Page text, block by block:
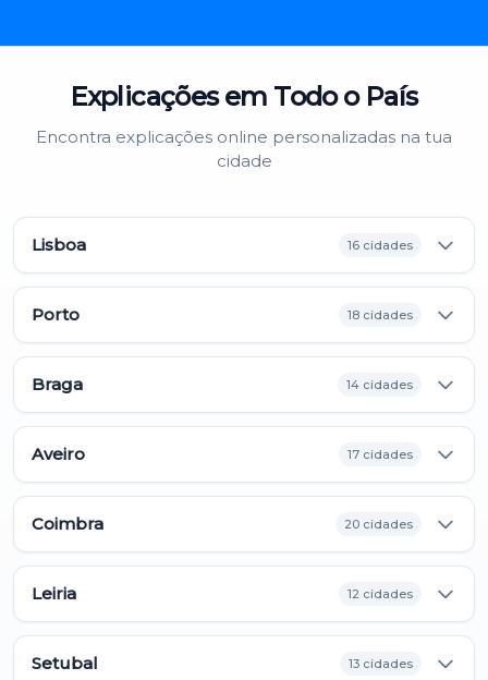
Explicações em Todo o País
Encontra explicações online personalizadas na tua
cidade
Lisboa 16 cidades
Porto 18 cidades
Braga 14 cidades
Aveiro 17 cidades
Coimbra 20 cidades
Leiria 12 cidades
Setubal 13 cidades